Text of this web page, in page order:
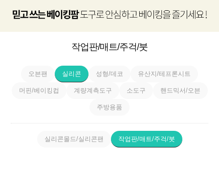
작업판/매트/주걱/붓
오븐팬 실리콘 성형/데코 유산지/테프론시트
머핀/베이킹컵 계량계측도구 소도구 핸드믹서/오븐
주방용품
실리콘몰드/실리콘팬 작업판/매트/주걱/붓